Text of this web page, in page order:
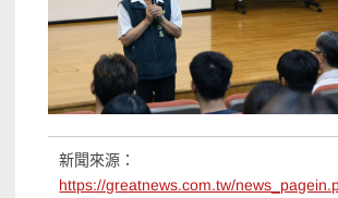
新聞來源：
https://greatnews.com.tw/